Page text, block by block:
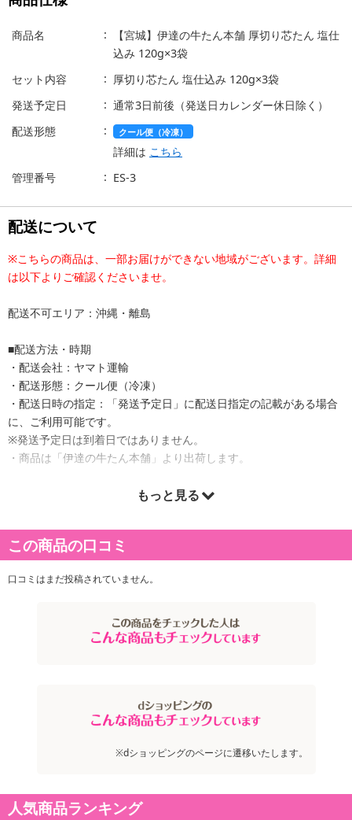
商品名
【宮城】伊達の牛たん本舗 厚切り芯たん 塩仕
込み 120g×3袋
セット内容
厚切り芯たん 塩仕込み 120g×3袋
発送予定日
通常3日前後（発送日カレンダー休日除く）
配送形態
クール便（冷凍）
詳細は こちら
管理番号
ES-3
配送について
※こちらの商品は、一部お届けができない地域がございます。詳細
は以下よりご確認くださいませ。
配送不可エリア：沖縄・離島
■配送方法・時期
・配送会社：ヤマト運輸
・配送形態：クール便（冷凍）
・配送日時の指定：「発送予定日」に配送日指定の記載がある場合
に、ご利用可能です。
※発送予定日は到着日ではありません。
・商品は「伊達の牛たん本舗」より出荷します。
もっと見る
この商品の口コミ
口コミはまだ投稿されていません。
※dショッピングのページに遷移いたします。
人気商品ランキング